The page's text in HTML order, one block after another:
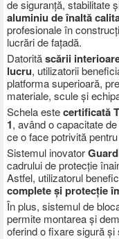
de siguranță, stabilitate
aluminiu de înaltă
profesionale în
lucrări de fațadă.
Datorităscării
lucru, utilizatorii
platforma superioară,
materiale, scule și
Schela estecertificată
1, având o capacitate
ce o face potrivită
Sistemul inovator
cadrului de protecție
Astfel, utilizatorul
complete și protecție
În plus, sistemul de
permite montarea și
oferind o fixare sigură și